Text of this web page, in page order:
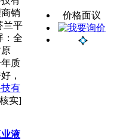
销
兰平
：全
质
，
有
实]
价格面议
液